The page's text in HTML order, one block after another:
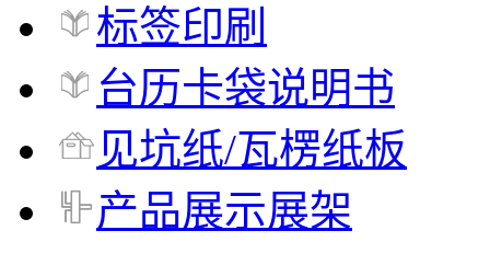
标签印刷
台历卡袋说明书
见坑纸/瓦楞纸板
产品展示展架